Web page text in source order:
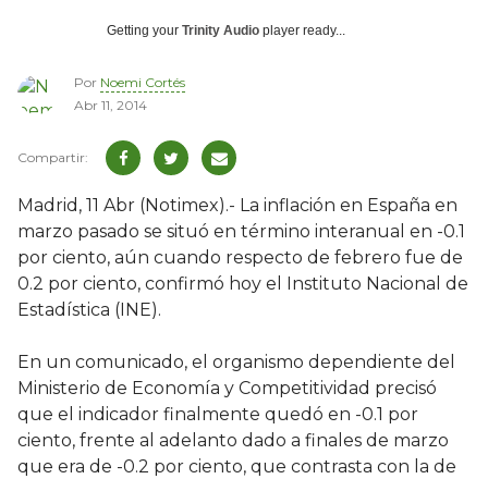
Getting your Trinity Audio player ready...
Por Noemi Cortés
Abr 11, 2014
Madrid, 11 Abr (Notimex).- La inflación en España en
marzo pasado se situó en término interanual en -0.1
por ciento, aún cuando respecto de febrero fue de
0.2 por ciento, confirmó hoy el Instituto Nacional de
Estadística (INE).
En un comunicado, el organismo dependiente del
Ministerio de Economía y Competitividad precisó
que el indicador finalmente quedó en -0.1 por
ciento, frente al adelanto dado a finales de marzo
que era de -0.2 por ciento, que contrasta con la de